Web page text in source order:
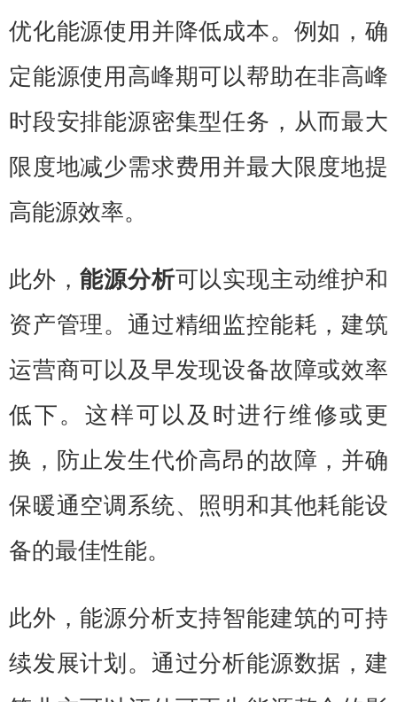
优化能源使用并降低成本。例如，确
定能源使用高峰期可以帮助在非高峰
时段安排能源密集型任务，从而最大
限度地减少需求费用并最大限度地提
高能源效率。
此外，能源分析可以实现主动维护和
资产管理。通过精细监控能耗，建筑
运营商可以及早发现设备故障或效率
低下。这样可以及时进行维修或更
换，防止发生代价高昂的故障，并确
保暖通空调系统、照明和其他耗能设
备的最佳性能。
此外，能源分析支持智能建筑的可持
续发展计划。通过分析能源数据，建